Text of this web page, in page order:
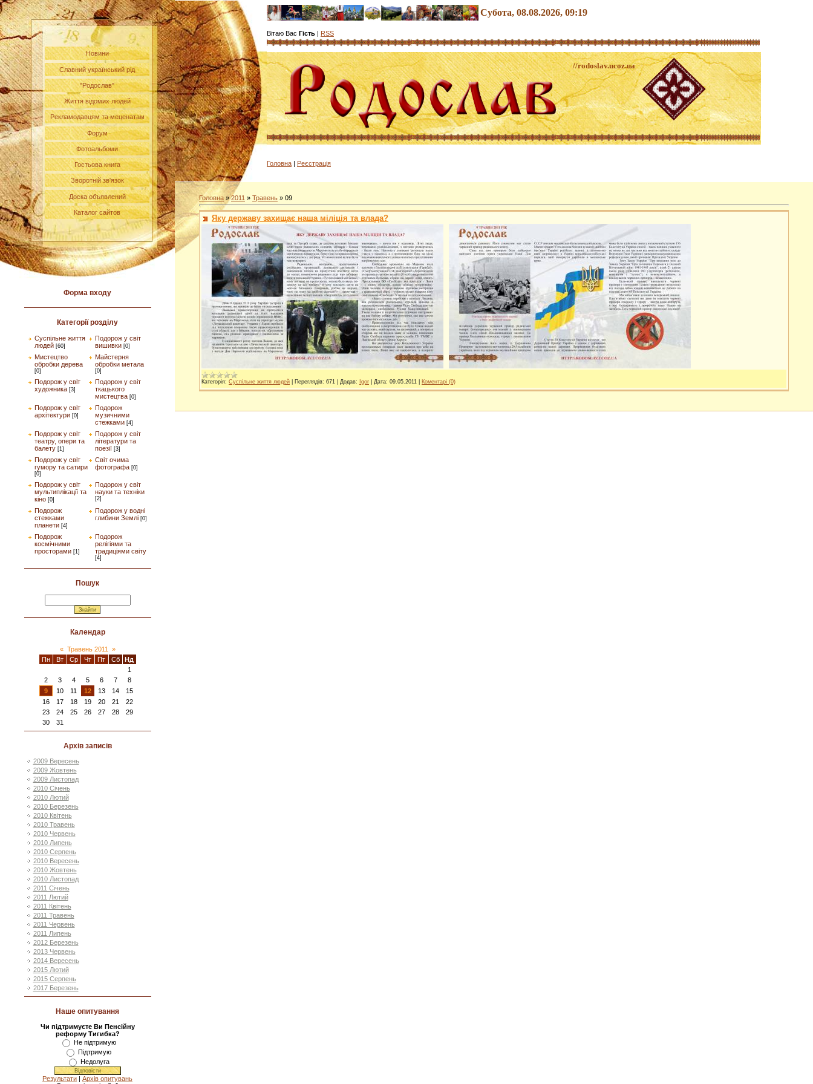
Новини
Славний український рід
"Родослав"
Життя відомих людей
Рекламодавцям та меценатам
Форум
Фотоальбоми
Гостьова книга
Зворотній зв'язок
Доска объявлений
Каталог сайтов
Форма входу
Категорії розділу
Суспільне життя
людей [60]
Подорож у світ
вишивки [0]
Мистецтво
обробки дерева
[0]
Майстерня
обробки метала
[0]
Подорож у світ
художника [3]
Подорож у світ
ткацького
мистецтва [0]
Подорож у світ
архітектури [0]
Подорож
музичними
стежками [4]
Подорож у світ
театру, опери та
балету [1]
Подорож у світ
літератури та
поезії [3]
Подорож у світ
гумору та сатири
[0]
Світ очима
фотографа [0]
Подорож у світ
мультиплікації та
кіно [0]
Подорож у світ
науки та техніки
[2]
Подорож
стежками
планети [4]
Подорож у водні
глибини Землі [0]
Подорож
космічними
просторами [1]
Подорож
релігіями та
традиціями світу
[4]
Пошук
Календар
« Травень 2011
»
Пн
Вт Ср Чт Пт Сб
Нд
1
2
3 4 5 6 7
8
9
10 11 12 13 14
15
16
17 18 19 20 21
22
23
24 25 26 27 28
29
30
31
Архів записів
2009 Вересень
2009 Жовтень
2009 Листопад
2010 Січень
2010 Лютий
2010 Березень
2010 Квітень
2010 Травень
2010 Червень
2010 Липень
2010 Серпень
2010 Вересень
2010 Жовтень
2010 Листопад
2011 Січень
2011 Лютий
2011 Квітень
2011 Травень
2011 Червень
2011 Липень
2012 Березень
2013 Червень
2014 Вересень
2015 Лютий
2015 Серпень
2017 Березень
Наше опитування
Чи підтримуєте Ви Пенсійну
реформу Тигибка?
Не підтримую
Підтримую
Недолуга
Результати | Архів опитувань
Субота, 08.08.2026, 09:19
Вітаю Вас Гість | RSS
//rodoslav.ucoz.ua
Головна | Реєстрація
Головна »2011 » Травень » 09
Яку державу захищає наша міліція та влада?
Категорія: Суспільне життя людей Переглядів: 671 Додав: Igor Дата: 09.05.2011 Коментарі (0)